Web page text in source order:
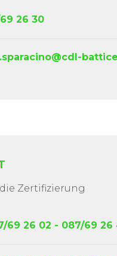
26 30
Zertifizierung
69 26 02 - 087/69 26